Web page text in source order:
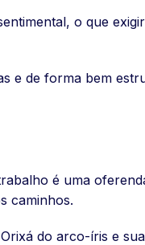
o que
e de forma bem
é uma
caminhos.
do arco-íris e